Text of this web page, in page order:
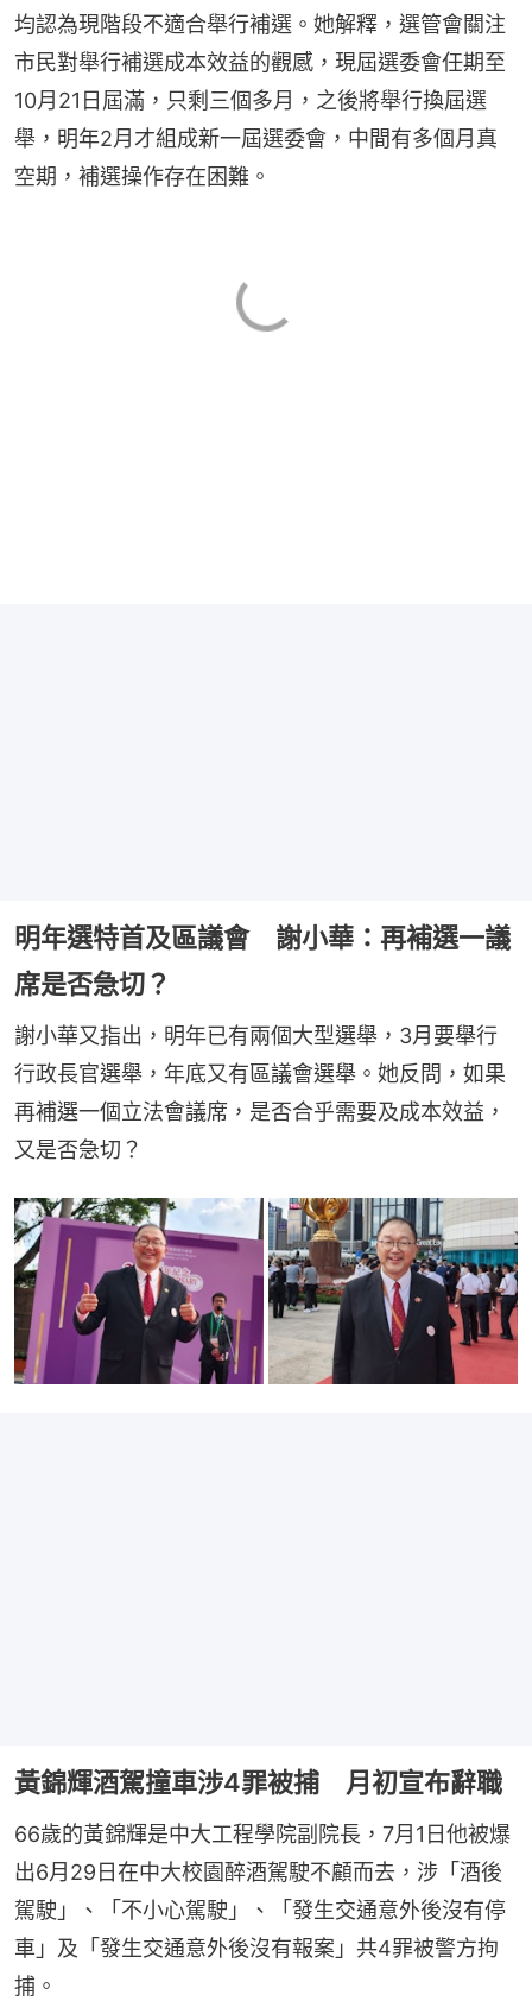
均認為現階段不適合舉行補選。她解釋，選管會關注
市民對舉行補選成本效益的觀感，現屆選委會任期至
10月21日屆滿，只剩三個多月，之後將舉行換屆選
舉，明年2月才組成新一屆選委會，中間有多個月真
空期，補選操作存在困難。
明年選特首及區議會 謝小華：再補選一議
席是否急切？
謝小華又指出，明年已有兩個大型選舉，3月要舉行
行政長官選舉，年底又有區議會選舉。她反問，如果
再補選一個立法會議席，是否合乎需要及成本效益，
又是否急切？
黃錦輝酒駕撞車涉4罪被捕 月初宣布辭職
66歲的黃錦輝是中大工程學院副院長，7月1日他被爆
出6月29日在中大校園醉酒駕駛不顧而去，涉「酒後
駕駛」、「不小心駕駛」、「發生交通意外後沒有停
車」及「發生交通意外後沒有報案」共4罪被警方拘
捕。